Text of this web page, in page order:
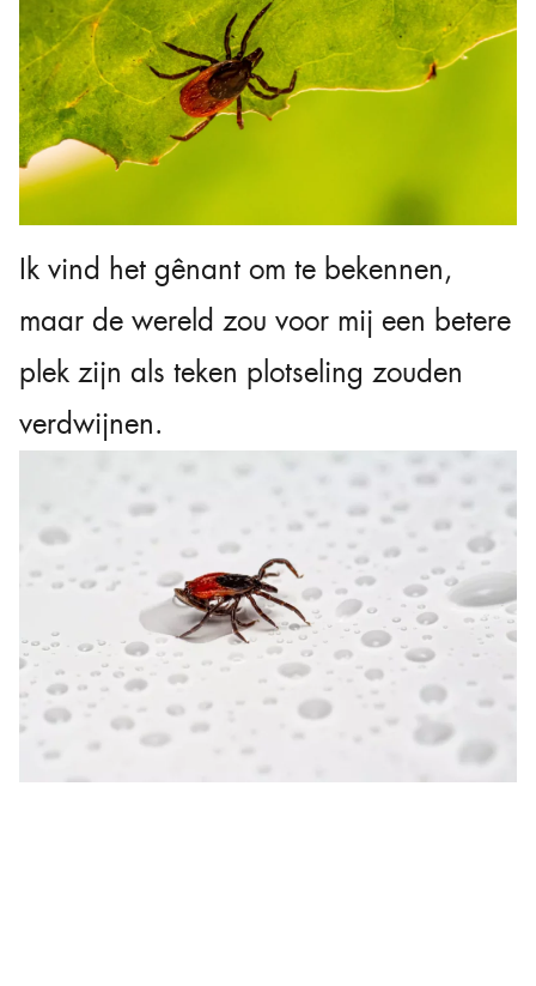
Ik vind het gênant om te bekennen,
maar de wereld zou voor mij een betere
plek zijn als teken plotseling zouden
verdwijnen.